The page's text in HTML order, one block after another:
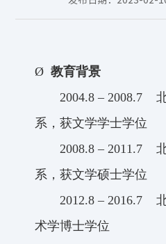
Ø 教育背景
2004.8 – 2008.7
系，获文学学士学位
2008.8 – 2011.7
系，获文学硕士学位
2012.8 – 2016.7
术学博士学位